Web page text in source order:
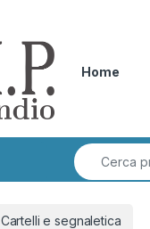
Home
Search for:
Cartelli e segnaletica